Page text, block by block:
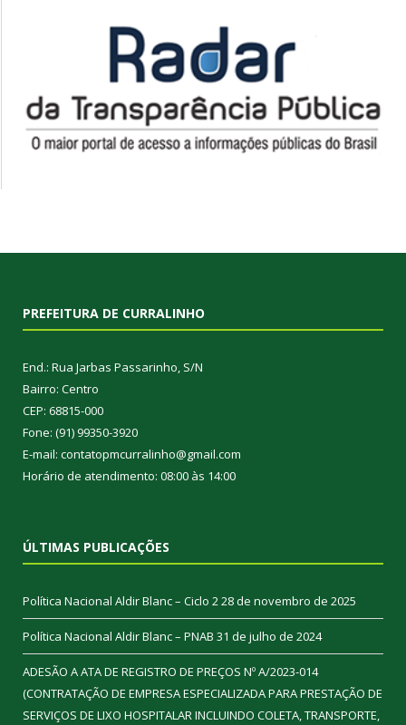
PREFEITURA DE CURRALINHO
End.: Rua Jarbas Passarinho, S/N
Bairro: Centro
CEP: 68815-000
Fone: (91) 99350-3920
E-mail: contatopmcurralinho@gmail.com
Horário de atendimento: 08:00 às 14:00
ÚLTIMAS PUBLICAÇÕES
Política Nacional Aldir Blanc – Ciclo 228 de novembro de 2025
Política Nacional Aldir Blanc – PNAB 31 de julho de 2024
ADESÃO A ATA DE REGISTRO DE PREÇOS Nº A/2023-014
(CONTRATAÇÃO DE EMPRESA ESPECIALIZADA PARA PRESTAÇÃO DE
SERVIÇOS DE LIXO HOSPITALAR INCLUINDO COLETA, TRANSPORTE,